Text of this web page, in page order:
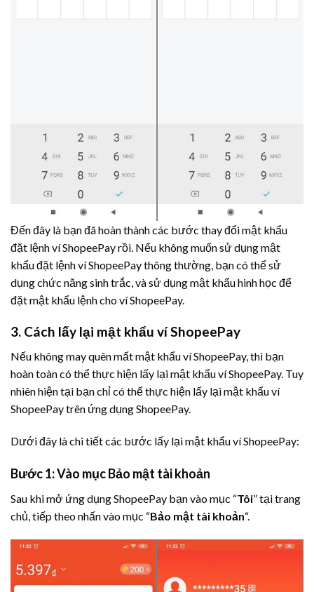
Đến đây là bạn đã hoàn thành các bước thay đổi mật khẩu
đặt lệnh ví ShopeePay rồi. Nếu không muốn sử dụng mật
khẩu đặt lệnh ví ShopeePay thông thường, bạn có thể sử
dụng chức năng sinh trắc, và sử dụng mật khẩu hinh học để
đặt mật khẩu lệnh cho ví ShopeePay.
3. Cách lấy lại mật khẩu ví ShopeePay
Nếu không may quên mất mật khẩu ví ShopeePay, thì bạn
hoàn toàn có thể thực hiện lấy lại mật khẩu ví ShopeePay. Tuy
nhiên hiện tại bạn chỉ có thể thực hiện lấy lại mật khẩu ví
ShopeePay trên ứng dụng ShopeePay.
Dưới đây là chi tiết các bước lấy lại mật khẩu ví ShopeePay:
Bước 1: Vào mục Bảo mật tài khoản
Sau khi mở ứng dụng ShopeePay bạn vào mục “Tôi” tại trang
chủ, tiếp theo nhấn vào mục “Bảo mật tài khoản“.